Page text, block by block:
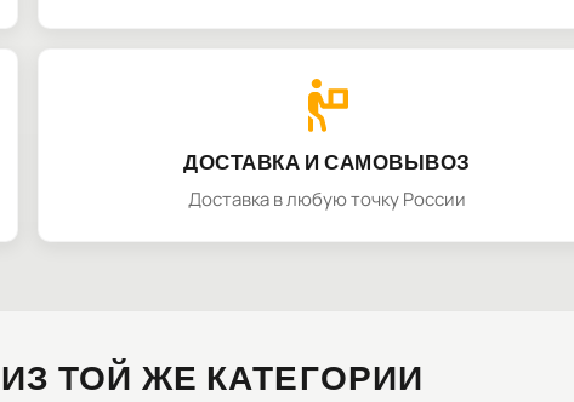
ДОСТАВКА И САМОВЫВОЗ
Доставка в любую точку России
ТОЙ ЖЕ КАТЕГОРИИ